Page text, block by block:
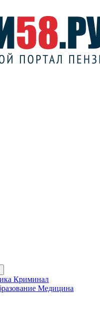
Криминал
Медицина